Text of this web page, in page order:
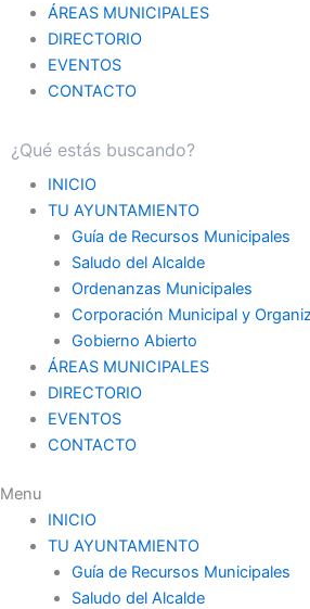
ÁREAS MUNICIPALES
DIRECTORIO
EVENTOS
CONTACTO
INICIO
TU AYUNTAMIENTO
Guía de Recursos Municipales
Saludo del Alcalde
Ordenanzas Municipales
Corporación Municipal y
Gobierno Abierto
ÁREAS MUNICIPALES
DIRECTORIO
EVENTOS
CONTACTO
Menu
INICIO
TU AYUNTAMIENTO
Guía de Recursos Municipales
Saludo del Alcalde